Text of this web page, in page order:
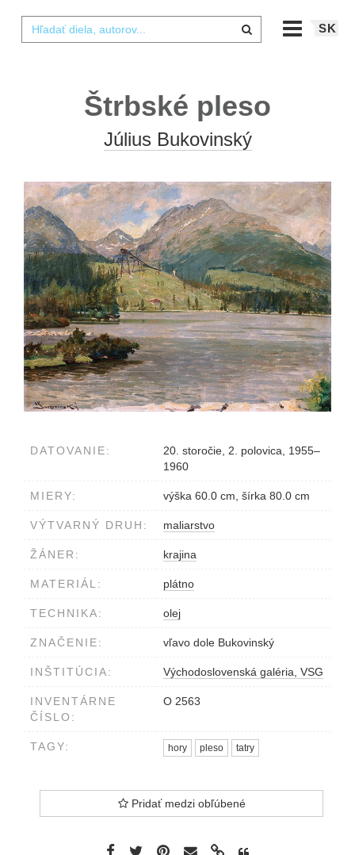
SK
Štrbské pleso
Július Bukovinský
DATOVANIE:
20. storočie, 2. polovica, 1955–
1960
MIERY: výška 60.0 cm, šírka 80.0 cm
VÝTVARNÝ DRUH: maliarstvo
ŽÁNER: krajina
MATERIÁL: plátno
TECHNIKA: olej
ZNAČENIE: vľavo dole Bukovinský
INŠTITÚCIA: Východoslovenská galéria, VSG
INVENTÁRNE
ČÍSLO:
O 2563
TAGY: hory pleso tatry
Pridať medzi obľúbené